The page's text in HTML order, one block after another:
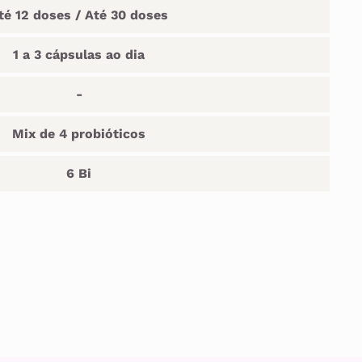
12 doses / Até 30 doses
1 a 3 cápsulas ao dia
-
Mix de 4 probióticos
6 Bi